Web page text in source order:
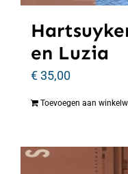
en Luzia
€35,00
Toevoegen aan